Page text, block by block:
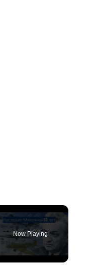
Now Playing